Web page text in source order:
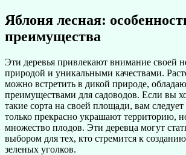
Яблоня лесная:
преимущества
Эти деревья привлекают внимание своей
природой и уникальными качествами.
можно встретить в дикой природе,
преимуществами для садоводов. Если вы
такие сорта на своей площади, вам
только прекрасно украшают территорию,
множество плодов. Эти деревца могут
выбором для тех, кто стремится к
зеленых уголков.